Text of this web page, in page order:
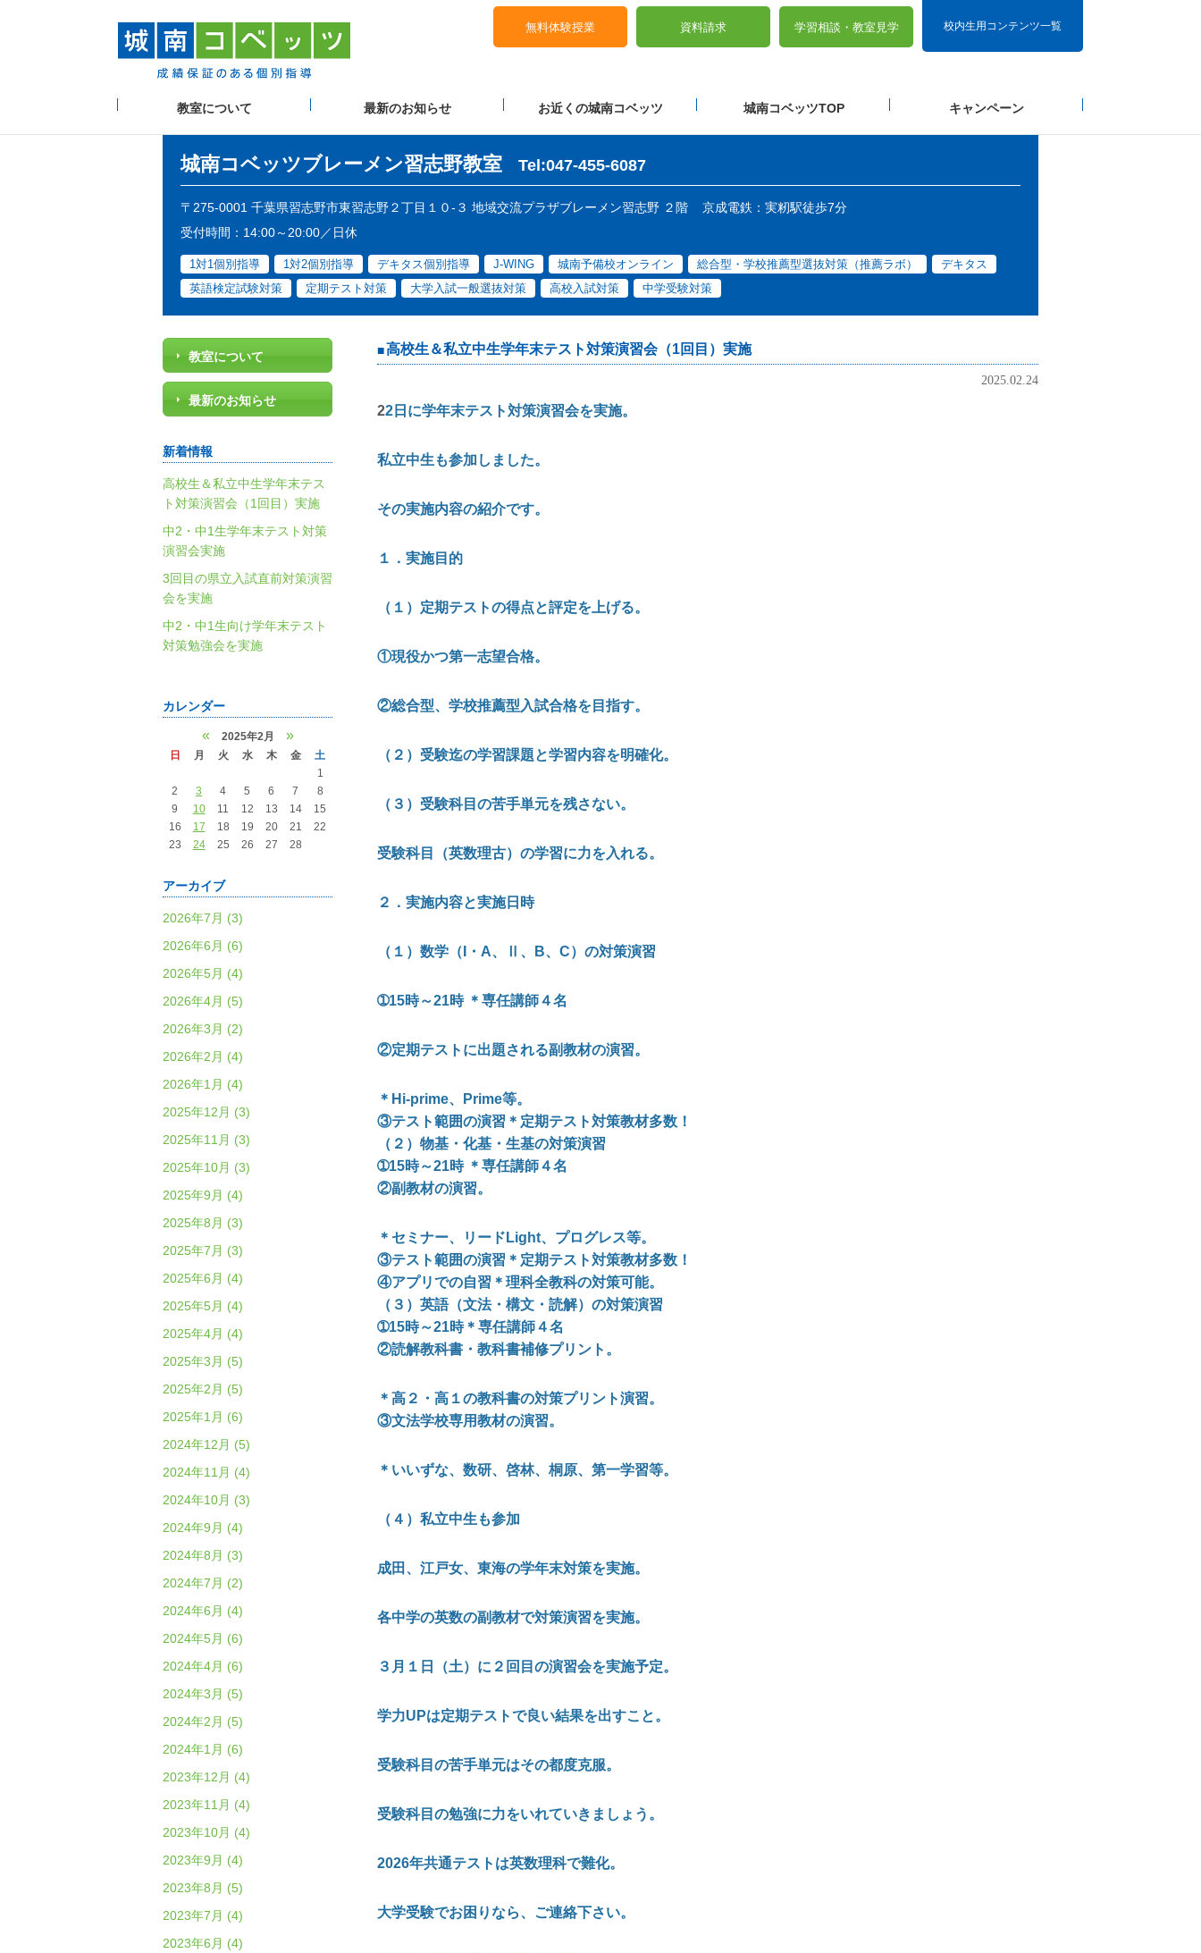
校内生用コンテンツ一覧
無料体験授業 資料請求 学習相談・ 教室見学
教室について 最新のお知らせ お近くの城南コベッツ 城南コベッツTOP キャンペーン
城南コベッツブレーメン習志野教室 Tel:047-455-6087
〒275-0001 千葉県習志野市東習志野２丁目１０-３ 地域交流プラザブレーメン習志野 ２階
京成電鉄：実籾駅徒歩7分
受付時間：14:00～20:00／日休
1対1個別指導 1対2個別指導 デキタス個別指導 J-WING 城南予備校オンライン 総合型・学校推薦型選抜対策（推薦ラボ）
デキタス
英語検定試験対策
定期テスト対策 大学入試一般選抜対策 高校入試対策 中学受験対策
高校生＆私立中生学年末テスト対策演習会（1回目）実施
2025.02.24
22 日に学年末テスト対策演習会を実施。
私立中生も参加しました。
その実施内容の紹介です。
１．実施目的
（１）定期テストの得点と評定を上げる。
①現役かつ第一志望合格。
②総合型、学校推薦型入試合格を目指す。
（２）受験迄の学習課題と学習内容を明確化。
（３）受験科目の苦手単元を残さない。
受験科目（英数理古）の学習に力を入れる。
２．実施内容と実施日時
（１）数学（I・A、Ⅱ、B、C）の対策演習
➀15時～21時 ＊専任講師４名
②定期テストに出題される副教材の演習。
＊ Hi-prime、Prime等。
③テスト範囲の演習 ＊定期テスト対策教材多数！
（２）物基・化基・生基の対策演習
➀15時～21時 ＊専任講師４名
②副教材の演習。
＊セミナー、リード Light、プログレス等。
③テスト範囲の演習 ＊定期テスト対策教材多数！
④アプリでの自習 ＊理科全教科の対策可能。
（３）英語（文法・構文・読解）の対策演習
➀15時～21時＊専任講師４名
②読解教科書・教科書補修プリント。
＊ 高 ２・高１の教科書の対策プリント演習。
③文法学校専用教材の演習。
＊いいずな、数研、啓林、桐原、第一学習等。
（４）私立中生も参加
成田、江戸女、東海の学年末対策を実施。
各中学の英数の副教材で対策演習を実施。
３月１日（土）に２回目の演習会を実施予定。
学力UPは定期テストで良い結果を出すこと。
受験科目の苦手単元はその都度克服。
受験科目の勉強に力をいれていきましょう。
2026年共通テストは英数理科で難化。
大学受験でお困りなら、ご連絡下さい。
教室について
最新のお知らせ
新着情報
高校生＆私立中生学年末テス
ト対策演習会（1回目）実施
中2・中1生学年末テスト対策
演習会実施
3回目の県立入試直前対策演習
会を実施
中2・中1生向け学年末テスト
対策勉強会を実施
カレンダー
« 2025年2月 »
日 月 火 水 木 金
土
1
2
3 4 5 6 7
8
9
10 11 12 13 14
15
16
17 18 19 20 21
22
23
24 25 26 27 28
アーカイブ
2026年7月 (3)
2026年6月 (6)
2026年5月 (4)
2026年4月 (5)
2026年3月 (2)
2026年2月 (4)
2026年1月 (4)
2025年12月 (3)
2025年11月 (3)
2025年10月 (3)
2025年9月 (4)
2025年8月 (3)
2025年7月 (3)
2025年6月 (4)
2025年5月 (4)
2025年4月 (4)
2025年3月 (5)
2025年2月 (5)
2025年1月 (6)
2024年12月 (5)
2024年11月 (4)
2024年10月 (3)
2024年9月 (4)
2024年8月 (3)
2024年7月 (2)
2024年6月 (4)
2024年5月 (6)
2024年4月 (6)
2024年3月 (5)
2024年2月 (5)
2024年1月 (6)
2023年12月 (4)
2023年11月 (4)
2023年10月 (4)
2023年9月 (4)
2023年8月 (5)
2023年7月 (4)
2023年6月 (4)